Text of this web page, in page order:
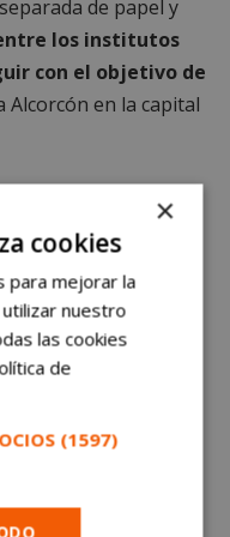
de papel y
los institutos
con el objetivo de
Alcorcón en la capital
para tratar el papel y
×
cookies
para mejorar la
nuestro
las cookies
de
(1597)